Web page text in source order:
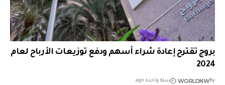
بروج تقترح إعادة شراء أسهم ودفع توزيعات الأرباح لعام
2024
By
WORLDNW سنة واحدة ago